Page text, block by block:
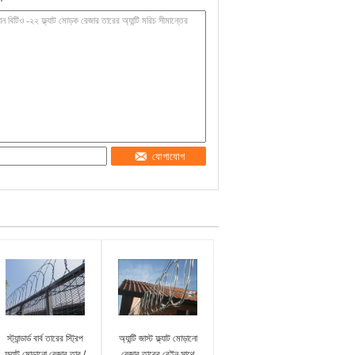
যোগাযোগ
স্ট্যান্ডার্ড বার্ব তারের স্ট্রিপ
অ্যান্টি জাস্ট ফ্ল্যাট মোড়ানো